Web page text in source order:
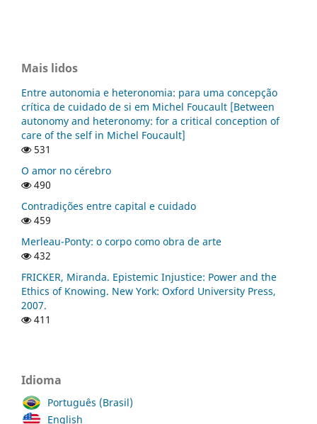
Mais lidos
Entre autonomia e heteronomia: para uma concepção
crítica de cuidado de si em Michel Foucault [Between
autonomy and heteronomy: for a critical conception of
care of the self in Michel Foucault]
531
O amor no cérebro
490
Contradições entre capital e cuidado
459
Merleau-Ponty: o corpo como obra de arte
432
FRICKER, Miranda. Epistemic Injustice: Power and the
Ethics of Knowing. New York: Oxford University Press,
2007.
411
Idioma
Português (Brasil)
English